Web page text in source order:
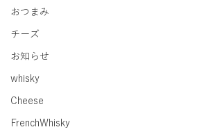
おつまみ
チーズ
お知らせ
whisky
Cheese
FrenchWhisky